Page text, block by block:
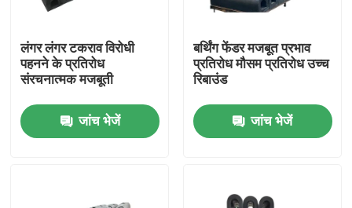
लंगर लंगर टकराव विरोधी
पहनने के प्रतिरोध
संरचनात्मक मजबूती
जांच भेजें
बर्थिंग फेंडर मजबूत प्रभाव
प्रतिरोध मौसम प्रतिरोध उच्च
रिबाउंड
जांच भेजें